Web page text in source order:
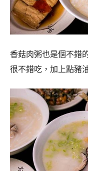
香菇肉粥也是個不錯
很不錯吃，加上點豬